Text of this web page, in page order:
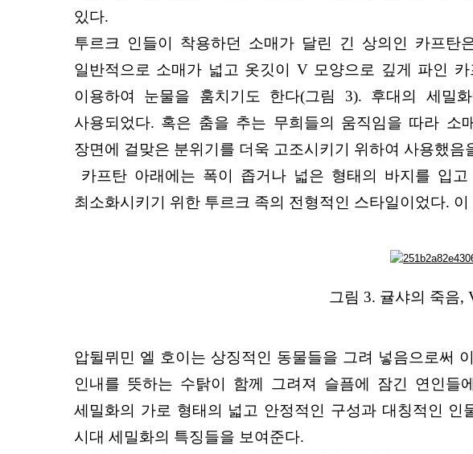
있다.
투르크 인들이 착용하던 소매가 달린 긴 상의인 카프
일반적으로 소매가 넓고 옷깃이 V 모양으로 깊게 파인
이용하여 눈물을 훔치기도 한다(그림 3). 후대의 세밀
사용되었다. 혹은 춤을 추는 무희들의 움직임을 따라
장면에 걸맞은 분위기를 더욱 고조시키기 위하여 사용했음
카프탄 아래에는 폭이 좁거나 넓은 형태의 바지를 입
최소화시키기 위한 투르크 족의 전형적인 스타일이었다.
그림 3. 귤샤의 죽음,
압뒬뮈민 엘 호이는 상징적인 동물들을 그려 넣음으로써
인내를 뜻하는 수탉이 함께 그려져 슬픔에 잠긴 연인들
세밀화의 가로 형태의 넓고 안정적인 구성과 대칭적인
시대 세밀화의 특징들을 보여준다.